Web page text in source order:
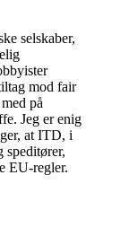
selskaber,
mod fair
på
Jeg er enig
at ITD, i
speditører,
EU-regler.